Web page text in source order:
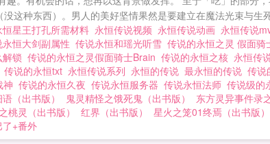
没这种东西）。男人的美好坚情果然是要建立在魔法光束与
星王打孔所需材料 永恒传说视频 永恒传说动画 永恒传说
永恒大剑副属性 传说永恒和瑶光听雪 传说的永恒之灵 假面骑
锁 传说的永恒之灵假面骑士Brain 传说的永恒之核 永恒传
传说的永恒txt 永恒传说系列 永恒的传说 最永恒的传说 传说
神 传说的永恒久夜 传说永恒服务器 传说永恒法师 传说级的
（出书版） 鬼灵精怪之饿死鬼（出书版） 东方灵异事件录
桃灵（出书版） 红界（出书版） 星火之笼01终焉（出书版）
+番外